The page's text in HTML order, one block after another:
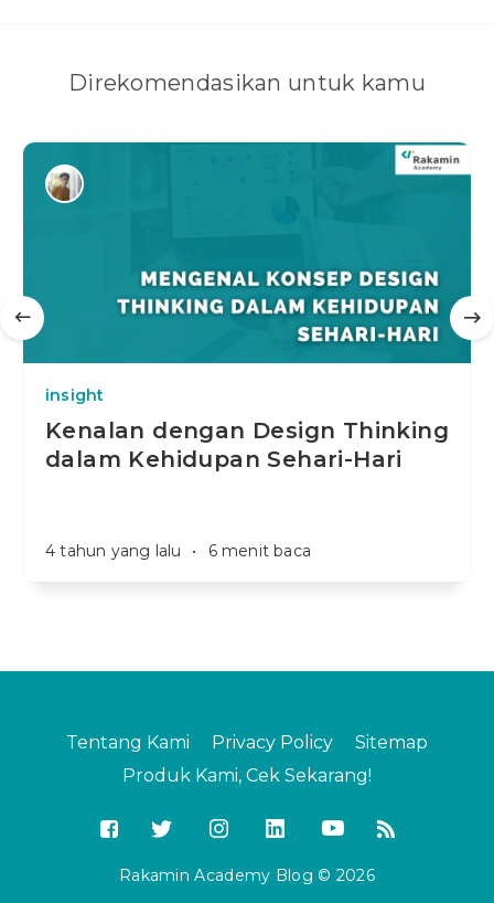
Direkomendasikan untuk kamu
insight
Kenalan dengan Design Thinking
dalam Kehidupan Sehari-Hari
4 tahun yang lalu • 6 menit baca
Tentang Kami Privacy Policy
Sitemap
Produk Kami, Cek Sekarang!
Rakamin Academy Blog © 2026